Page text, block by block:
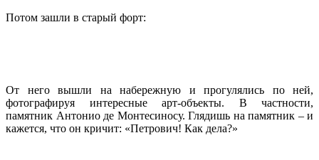
Потом зашли в старый форт:
От него вышли на набережную и прогулялись по ней,
фотографируя интересные арт-объекты. В частности,
памятник Антонио де Монтесиносу. Глядишь на памятник – и
кажется, что он кричит: «Петрович! Как дела?»